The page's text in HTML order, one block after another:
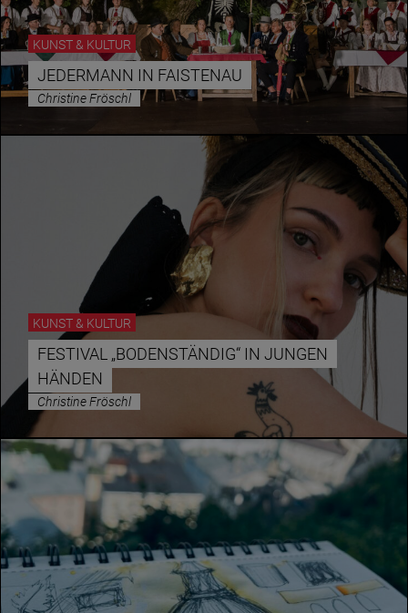
KUNST & KULTUR
JEDERMANN IN FAISTENAU
Christine Fröschl
KUNST & KULTUR
FESTIVAL „BODENSTÄNDIG“ IN JUNGEN
HÄNDEN
Christine Fröschl